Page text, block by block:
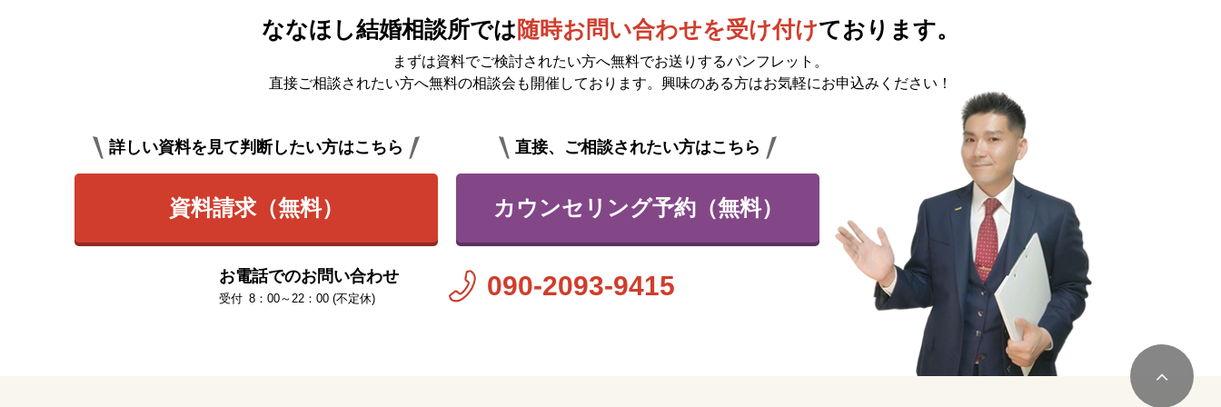
ななほし結婚相談所では 随時お問い合わせを受け付けております。
まずは資料でご検討されたい方へ無料でお送りするパンフレット。
直接ご相談されたい方へ無料の相談会も開催しております。興味のある方はお気軽にお申込みください！
詳しい資料を見て判断したい方はこちら
資料請求（無料）
直接、ご相談されたい方はこちら
カウンセリング予約（無料）
お電話でのお問い合わせ
8：00～22：00 (不定休) 090-2093-9415